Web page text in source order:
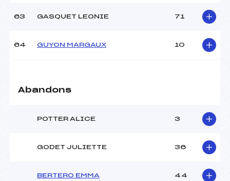
63 GASQUET LEONIE 71
64 GUYON MARGAUX 10
Abandons
POTTER ALICE 3
GODET JULIETTE 36
BERTERO EMMA 44